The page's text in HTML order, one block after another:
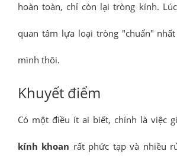
hoàn toàn, chỉ còn lại tròng kính.
quan tâm lựa loại tròng "chuẩn"
mình thôi.
Khuyết điểm
Có một điều ít ai biết, chính là việc
kính khoan rất phức tạp và nhiều